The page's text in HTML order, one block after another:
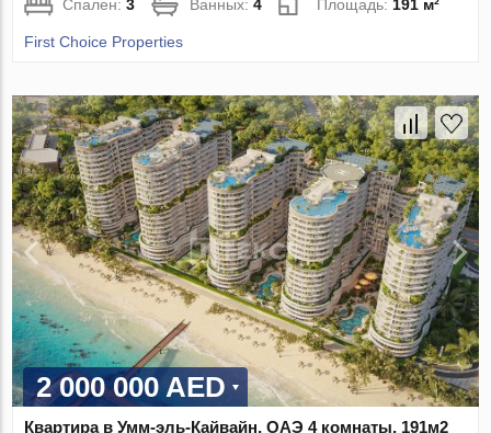
Спален:3 Ванных:4 Площадь: 191 м²
First Choice Properties
2 000 000 AED
Квартира в Умм-эль-Кайвайн, ОАЭ 4 комнаты, 191м2